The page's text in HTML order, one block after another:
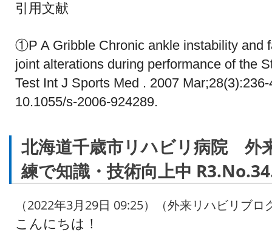
引用文献
①P A Gribble Chronic ankle instability and
joint alterations during performance of the
Test Int J Sports Med . 2007
10.1055/s-2006-924289.
北海道千歳市リハビリ病院 外
練で知識・技術向上中
（2022年3月29日 09:25）（外来リハビリブロ
こんにちは！